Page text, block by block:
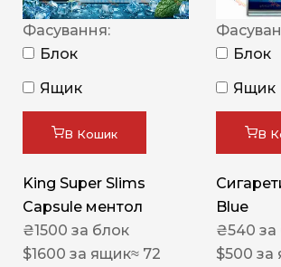
Фасування:
Блок
Ящик
В Кошик
King Super Slims
Capsule ментол
₴1500 за блок
$1600 за ящик≈ 72
Блок
Ящик
В
Blue
₴540 за
$500 за